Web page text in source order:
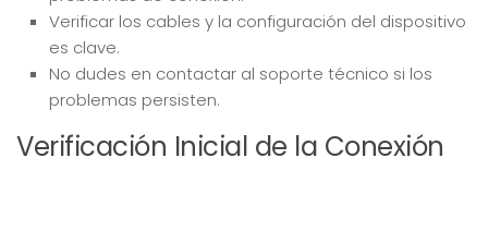
Verificar los cables y la configuración del dispositivo
es clave.
No dudes en contactar al soporte técnico si los
problemas persisten.
Verificación Inicial de la Conexión